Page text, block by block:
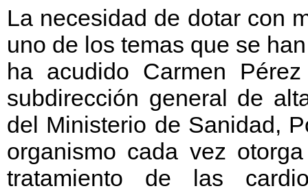
La necesidad de dotar con
uno de los temas que se
ha acudido Carmen
subdirección general de
del Ministerio de Sanidad,
organismo cada vez
tratamiento de las